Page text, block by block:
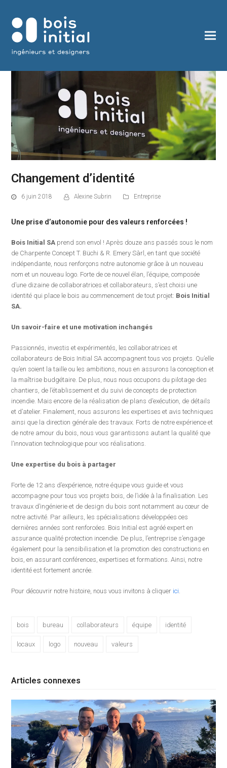
Changement d’identité
6 juin 2018 Alexine Subrin Entreprise
Une prise d’autonomie pour des valeurs renforcées !
Bois Initial SA prend son envol ! Après douze ans passés sous le nom
de Charpente Concept T. Büchi & R. Emery Sàrl, en tant que société
indépendante, nous renforçons notre autonomie grâce à un nouveau
nom et un nouveau logo. Forte de ce nouvel élan, l’équipe, composée
d’une dizaine de collaboratrices et collaborateurs, s’est choisi une
identité qui place le bois au commencement de tout projet: Bois Initial
SA.
Un savoir-faire et une motivation inchangés
Passionnés, investis et expérimentés, les collaboratrices et
collaborateurs de Bois Initial SA accompagnent tous vos projets. Qu’elle
qu’en soient la taille ou les ambitions, nous en assurons la conception et
la maîtrise budgétaire. De plus, nous nous occupons du pilotage des
chantiers, de l’établissement et du suivi de concepts de protection
incendie. Mais encore de la réalisation de plans d’exécution, de détails
et d’atelier. Finalement, nous assurons les expertises et avis techniques
ainsi que la direction générale des travaux. Forts de notre expérience et
de notre amour du bois, nous vous garantissons autant la qualité que
l’innovation technologique pour vos réalisations.
Une expertise du bois à partager
Forte de 12 ans d’expérience, notre équipe vous guide et vous
accompagne pour tous vos projets bois, de l’idée à la finalisation. Les
travaux d’ingénierie et de design du bois sont notamment au cœur de
notre activité. Par ailleurs, les spécialisations développées ces
dernières années sont renforcées. Bois Initial est agréé expert en
assurance qualité protection incendie. De plus, l’entreprise s’engage
également pour la sensibilisation et la promotion des constructions en
bois, en assurant conférences, expertises et formations. Ainsi, notre
identité est fortement ancrée.
Pour découvrir notre histoire, nous vous invitons à cliquer ici
bois bureau collaborateurs équipe identité
locaux logo nouveau valeurs
Articles connexes